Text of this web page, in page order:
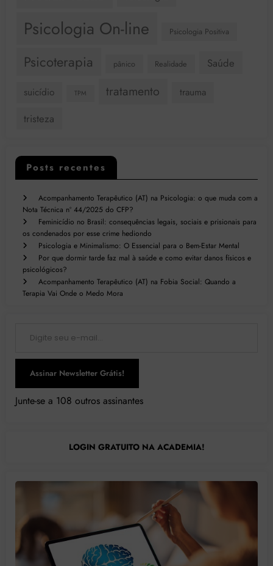
Psicologia On-line Psicologia Positiva
Psicoterapia pânico Realidade Saúde
suicídio TPM tratamento trauma
tristeza
Posts recentes
Acompanhamento Terapêutico (AT) na Psicologia: o que muda com a
Nota Técnica nº 44/2025 do CFP?
Feminicídio no Brasil: consequências legais, sociais e prisionais para
os condenados por esse crime hediondo
Psicologia e Minimalismo: O Essencial para o Bem-Estar Mental
Por que dormir tarde faz mal à saúde e como evitar danos físicos e
psicológicos?
Acompanhamento Terapêutico (AT) na Fobia Social: Quando a
Terapia Vai Onde o Medo Mora
Assinar Newsletter Grátis!
Junte-se a 108 outros assinantes
LOGIN GRATUITO NA ACADEMIA!